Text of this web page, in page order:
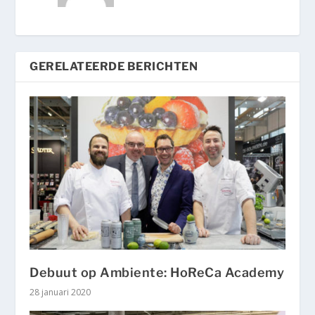
GERELATEERDE BERICHTEN
Debuut op Ambiente: HoReCa Academy
28 januari 2020